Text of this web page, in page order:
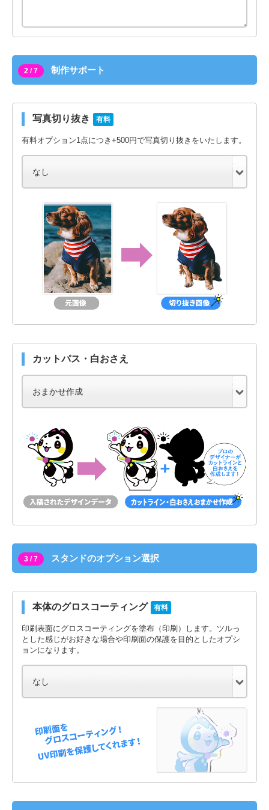
2 / 7 制作サポート
写真切り抜き 有料
有料オプション1点につき+500円で写真切り抜きをいたします。
カットパス・白おさえ
3 / 7 スタンドのオプション選択
本体のグロスコーティング 有料
印刷表面にグロスコーティングを塗布（印刷）します。ツルっ
とした感じがお好きな場合や印刷面の保護を目的としたオプシ
ョンになります。